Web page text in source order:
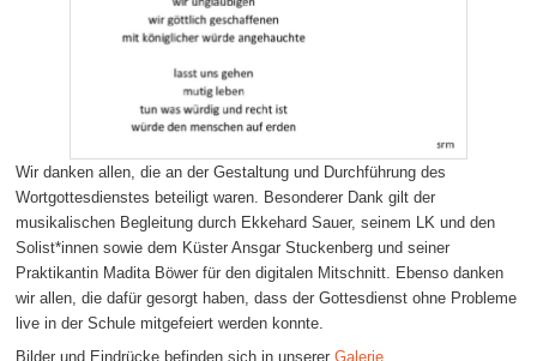
Wir danken allen, die an der Gestaltung und Durchführung des
Wortgottesdienstes beteiligt waren. Besonderer Dank gilt der
musikalischen Begleitung durch Ekkehard Sauer, seinem LK und den
Solist*innen sowie dem Küster Ansgar Stuckenberg und seiner
Praktikantin Madita Böwer für den digitalen Mitschnitt. Ebenso danken
wir allen, die dafür gesorgt haben, dass der Gottesdienst ohne Probleme
live in der Schule mitgefeiert werden konnte.
Bilder und Eindrücke befinden sich in unsererGalerie